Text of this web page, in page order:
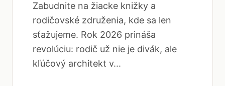
Zabudnite na žiacke knižky a
rodičovské združenia, kde sa len
sťažujeme. Rok 2026 prináša
revolúciu: rodič už nie je divák, ale
kľúčový architekt v...